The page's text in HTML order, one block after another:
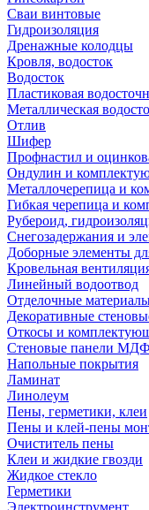
Сваи винтовые
Гидроизоляция
Дренажные колодцы
Кровля, водосток
Водосток
Пластиковая
Металлическая
Отлив
Шифер
Профнастил и
Ондулин и
Металлочерепица и
Гибкая черепица и
Рубероид,
Снегозадержания и
Доборные элементы
Кровельная
Линейный водоотвод
Отделочные
Декоративные
Откосы и
Стеновые панели МДФ
Напольные покрытия
Ламинат
Линолеум
Пены, герметики, клеи
Пены и клей-пены
Очиститель пены
Клеи и жидкие гвозди
Жидкое стекло
Герметики
Электроинструмент